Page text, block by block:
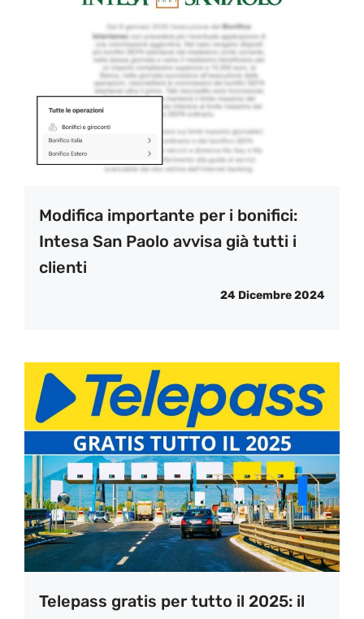
Modifica importante per i bonifici:
Intesa San Paolo avvisa già tutti i
clienti
24 Dicembre 2024
Telepass gratis per tutto il 2025: il